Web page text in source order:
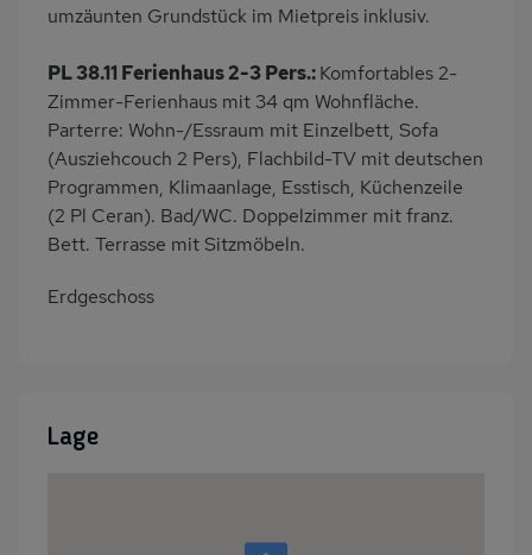
umzäunten Grundstück im Mietpreis inklusiv.
PL 38.11 Ferienhaus 2-3 Pers.:Komfortables 2-
Zimmer-Ferienhaus mit 34 qm Wohnfläche.
Parterre: Wohn-/Essraum mit Einzelbett, Sofa
(Ausziehcouch 2 Pers), Flachbild-TV mit deutschen
Programmen, Klimaanlage, Esstisch, Küchenzeile
(2 Pl Ceran). Bad/WC. Doppelzimmer mit franz.
Bett. Terrasse mit Sitzmöbeln.
Erdgeschoss
Lage